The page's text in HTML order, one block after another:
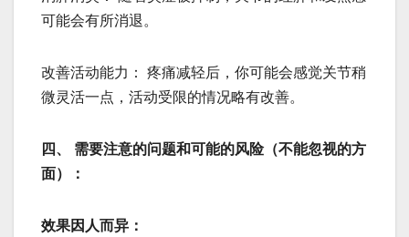
可能会有所消退。
改善活动能力： 疼痛减轻后，你可能会感觉关节稍
微灵活一点，活动受限的情况略有改善。
四、 需要注意的问题和可能的风险（不能忽视的方
面）：
效果因人而异：